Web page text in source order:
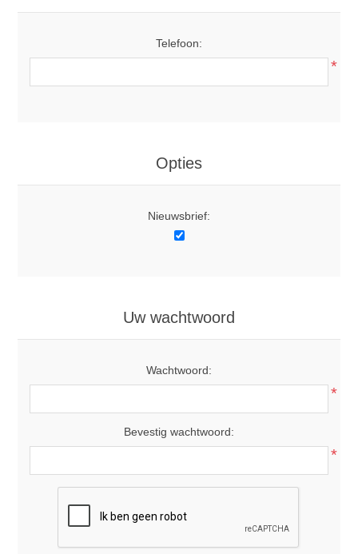
Telefoon:
*
Opties
Nieuwsbrief:
Uw wachtwoord
Wachtwoord:
*
Bevestig wachtwoord:
*